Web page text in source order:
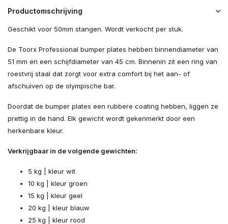
Productomschrijving
Geschikt voor 50mm stangen. Wordt verkocht per stuk.
De Toorx Professional bumper plates hebben binnendiameter van
51 mm en een schijfdiameter van 45 cm. Binnenin zit een ring van
roestvrij staal dat zorgt voor extra comfort bij het aan- of
afschuiven op de olympische bar.
Doordat de bumper plates een rubbere coating hebben, liggen ze
prettig in de hand. Elk gewicht wordt gekenmerkt door een
herkenbare kleur.
Verkrijgbaar in de volgende gewichten:
5 kg | kleur wit
10 kg | kleur groen
15 kg | kleur geel
20 kg | kleur blauw
25 kg | kleur rood